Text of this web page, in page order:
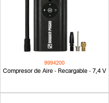
9994200
Compresor de Aire - Recargable - 7,4 V